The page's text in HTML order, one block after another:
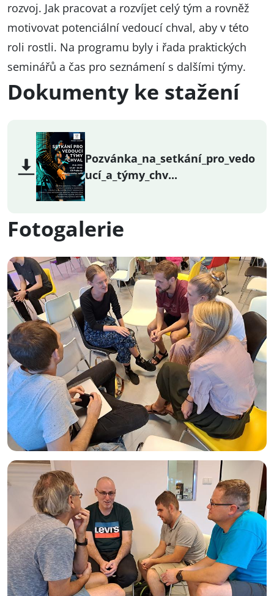
rozvoj. Jak pracovat a rozvíjet celý tým a rovněž
motivovat potenciální vedoucí chval, aby v této
roli rostli. Na programu byly i řada praktických
seminářů a čas pro seznámení s dalšími týmy.
Dokumenty ke stažení
Pozvánka_na_setkání_pro_vedo
ucí_a_týmy_chv...
Fotogalerie